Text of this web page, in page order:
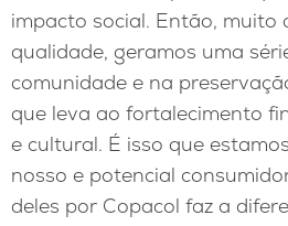
impacto social. Então, muito
qualidade, geramos uma
comunidade e na
que leva ao fortalecimento
e cultural. É isso que
nosso e potencial
deles por Copacol faz a